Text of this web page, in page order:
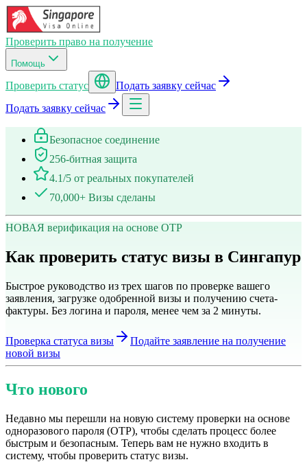
Проверить право на получение
Помощь
Проверить статус
Подать заявку сейчас
Подать заявку сейчас
Безопасное соединение
256-битная защита
4.1/5 от реальных покупателей
70,000+ Визы сделаны
НОВАЯ верификация на основе OTP
Как проверить статус визы в Сингапур
Быстрое руководство из трех шагов по проверке вашего
заявления, загрузке одобренной визы и получению счета-
фактуры. Без логина и пароля, менее чем за 2 минуты.
Проверка статуса визы
Подайте заявление на получение
новой визы
Что нового
Недавно мы перешли на новую систему проверки на основе
одноразового пароля (OTP), чтобы сделать процесс более
быстрым и безопасным. Теперь вам не нужно входить в
систему, чтобы проверить статус визы.